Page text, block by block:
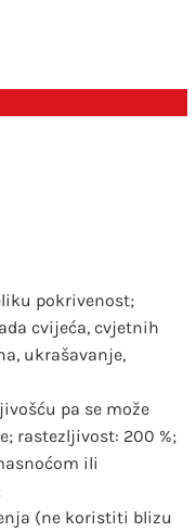
pokrivenost;
cvijeća, cvjetnih
ukrašavanje,
pa se može
rastezljivost: 200 %;
ili
(ne koristiti blizu